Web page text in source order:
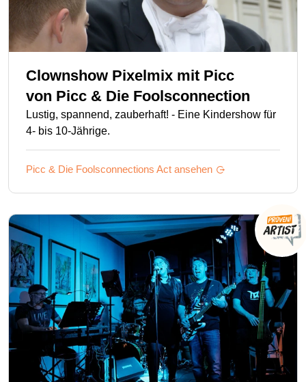
Clownshow Pixelmix mit Picc
von Picc & Die Foolsconnection
Lustig, spannend, zauberhaft! - Eine Kindershow für
4- bis 10-Jährige.
Picc & Die Foolsconnections Act ansehen